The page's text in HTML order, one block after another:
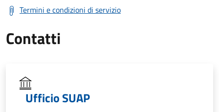
Termini e condizioni di servizio
Contatti
Ufficio SUAP